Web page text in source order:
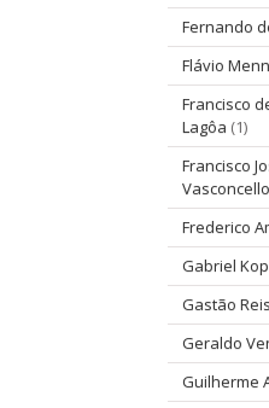
Fernando
Flávio
Francisco
Lagôa (1)
Francisco
Frederico
Gabriel
Gastão Reis
Geraldo
Guilherme